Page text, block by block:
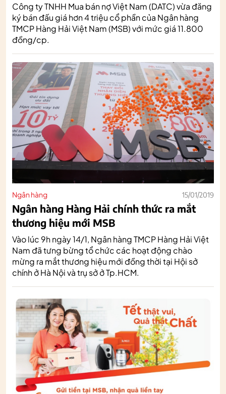
Công ty TNHH Mua bán nợ Việt Nam (DATC) vừa đăng
ký bán đấu giá hơn 4 triệu cổ phần của Ngân hàng
TMCP Hàng Hải Việt Nam (MSB) với mức giá 11.800
đồng/cp.
Ngân hàng 15/01/2019
Ngân hàng Hàng Hải chính thức ra mắt
thương hiệu mới MSB
Vào lúc 9h ngày 14/1, Ngân hàng TMCP Hàng Hải Việt
Nam đã tưng bừng tổ chức các hoạt động chào
mừng ra mắt thương hiệu mới đồng thời tại Hội sở
chính ở Hà Nội và trụ sở ở Tp.HCM.